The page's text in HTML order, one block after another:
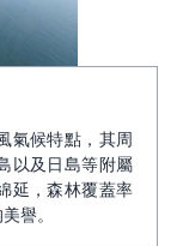
氣候特點，其周
以及日島等附屬
延，森林覆蓋率
譽。